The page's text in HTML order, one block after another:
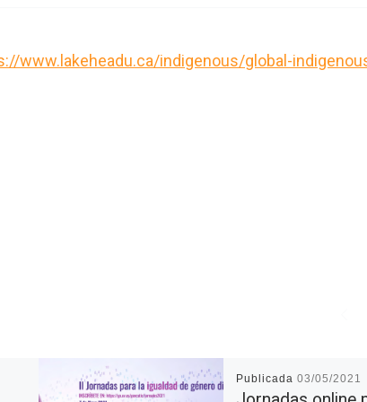
www.lakeheadu.ca/indigenous/global-
Publicada 03/05/2021